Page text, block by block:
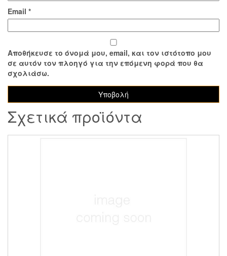
Email *
Αποθήκευσε το όνομά μου, email, και τον ιστότοπο μου
σε αυτόν τον πλοηγό για την επόμενη φορά που θα
σχολιάσω.
Σχετικά προϊόντα